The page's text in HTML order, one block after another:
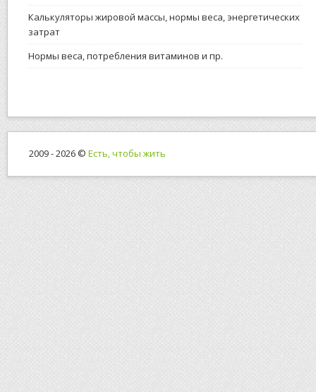
Калькуляторы жировой массы, нормы веса, энергетических
затрат
Нормы веса, потребления витаминов и пр.
2009 - 2026 © Есть, чтобы жить